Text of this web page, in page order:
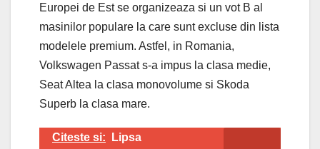
Europei de Est se organizeaza si un vot B al
masinilor populare la care sunt excluse din lista
modelele premium. Astfel, in Romania,
Volkswagen Passat s-a impus la clasa medie,
Seat Altea la clasa monovolume si Skoda
Superb la clasa mare.
Citeste si:
Lipsa